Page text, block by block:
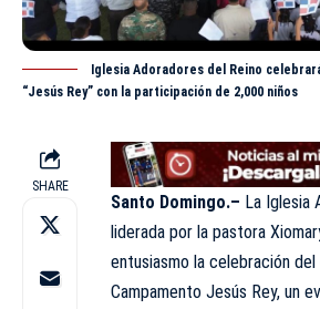
Iglesia Adoradores del Reino
“Jesús Rey” con la participación de 2,000 niños
SHARE
Santo Domingo.– La Iglesia
liderada por la pastora
entusiasmo la celebración
Campamento Jesús Rey, un